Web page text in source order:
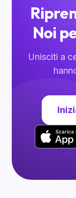
Noi
Unisciti a